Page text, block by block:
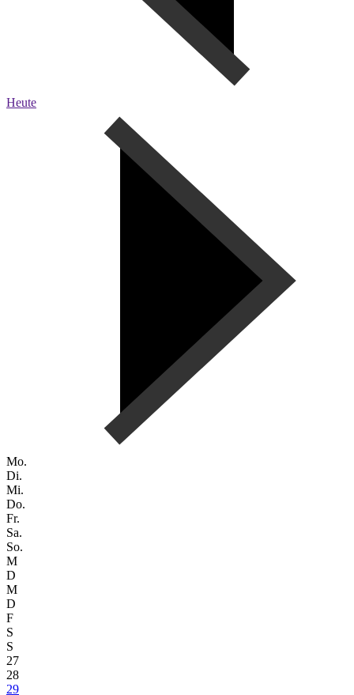
Heute
Mo.
Di.
Mi.
Do.
Fr.
Sa.
So.
M
D
M
D
F
S
S
27
28
29